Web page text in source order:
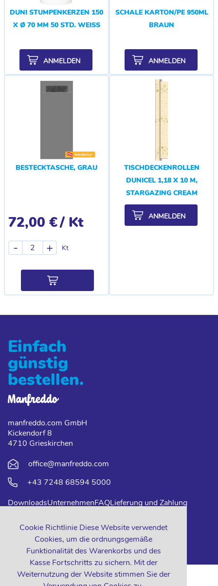
Cookie Richtlinie Diese Website verwendet
Cookies, um die ordnungsgemäße
Funktionalität des Warenkorbs und des
Kasse Fortschritts zu sichern. Mit der
Weiternutzung der Website stimmen Sie der
DUNI STUMPENKERZEN 150
X Ø 70 MM 50 STD. WEISS
ANMELDEN
SCHALE KARTON/PE 950ML
BRAUN
ANMELDEN
BESTECKTASCHE, GRAU
72,00 €/ Kt
Kt
- +
TISCHDECKENROLLEN
DUNICEL 1,18 X 10 M,
STARGAZING CREAM
ANMELDEN
Einfach
günstig
bestellen.
manfreddo.com GmbH
Kickendorf 8
4710 Grieskirchen
office@manfreddo.com
+43 7248 68594 5000
DownloadsUnternehmenFAQLieferung und Zahlung